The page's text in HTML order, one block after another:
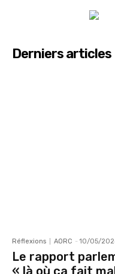
Derniers articles
Réflexions AORC - 10/05/
Le rapport